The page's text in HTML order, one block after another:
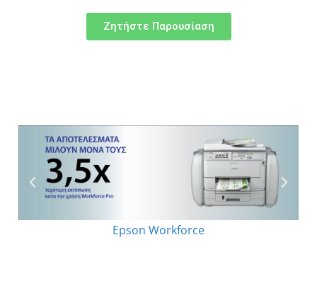
Ζητήστε Παρουσίαση
Epson Workforce